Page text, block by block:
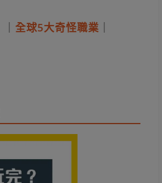
全球5大奇怪職業